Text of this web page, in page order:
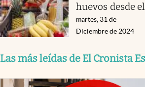
huevos desde
martes, 31 de
Diciembre de 2024
Las más leídas de El Cronista